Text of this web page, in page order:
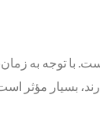
توجه به
بسیار مؤثر